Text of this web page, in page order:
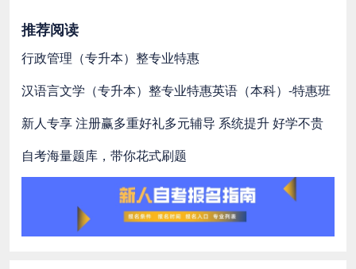
推荐阅读
行政管理（专升本）整专业特惠
汉语言文学（专升本）整专业特惠英语（本科）-特惠班
新人专享 注册赢多重好礼多元辅导 系统提升 好学不贵
自考海量题库，带你花式刷题